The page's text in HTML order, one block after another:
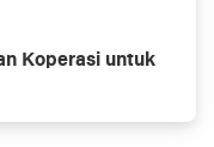
Koperasi untuk